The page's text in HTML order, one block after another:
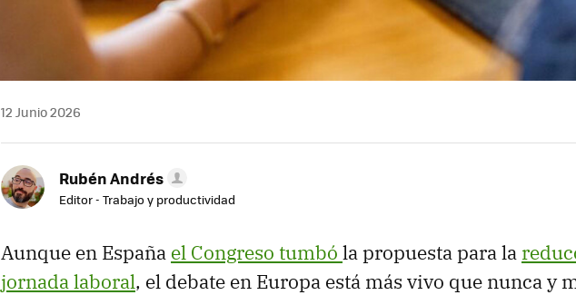
12 Junio 2026
Rubén Andrés
Editor - Trabajo y productividad
Aunque en España el Congreso tumbó la propuesta para la
jornada laboral, el debate en Europa está más vivo que nunca y